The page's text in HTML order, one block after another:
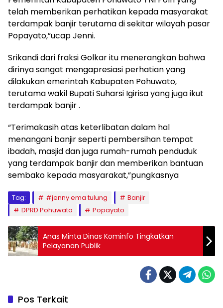
telah memberikan perhatikan kepada masyarakat
terdampak banjir terutama di sekitar wilayah pasar
Popayato,”ucap Jenni.
Srikandi dari fraksi Golkar itu menerangkan bahwa
dirinya sangat mengapresiasi perhatian yang
dilakukan emerintah Kabupaten Pohuwato,
terutama wakil Bupati Suharsi Igirisa yang juga ikut
terdampak banjir .
“Terimakasih atas keterlibatan dalam hal
menangani banjir seperti pembersihan tempat
ibadah, masjid dan juga rumah-rumah penduduk
yang terdampak banjir dan memberikan bantuan
sembako kepada masyarakat,”pungkasnya
Tag: #jenny ema tulung
Banjir
DPRD Pohuwato
Popayato
Anas Minta Dinas Kominfo Tingkatkan
Pelayanan Publik
Pos Terkait